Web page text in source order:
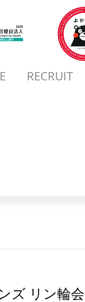
RECRUIT
ズ リン輪